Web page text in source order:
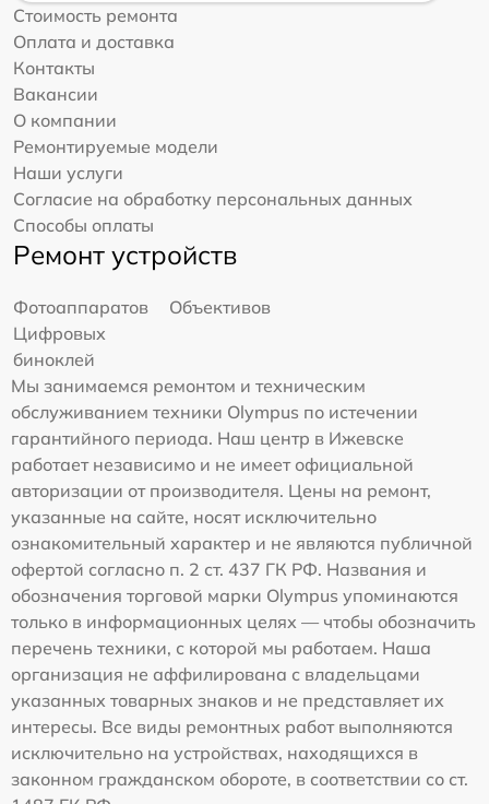
Стоимость ремонта
Оплата и доставка
Контакты
Вакансии
О компании
Ремонтируемые модели
Наши услуги
Согласие на обработку персональных данных
Способы оплаты
Ремонт устройств
Фотоаппаратов
Объективов
Цифровых
биноклей
Мы занимаемся ремонтом и техническим
обслуживанием техники Olympus по истечении
гарантийного периода. Наш центр в Ижевске
работает независимо и не имеет официальной
авторизации от производителя. Цены на ремонт,
указанные на сайте, носят исключительно
ознакомительный характер и не являются публичной
офертой согласно п. 2 ст. 437 ГК РФ. Названия и
обозначения торговой марки Olympus упоминаются
только в информационных целях — чтобы обозначить
перечень техники, с которой мы работаем. Наша
организация не аффилирована с владельцами
указанных товарных знаков и не представляет их
интересы. Все виды ремонтных работ выполняются
исключительно на устройствах, находящихся в
законном гражданском обороте, в соответствии со ст.